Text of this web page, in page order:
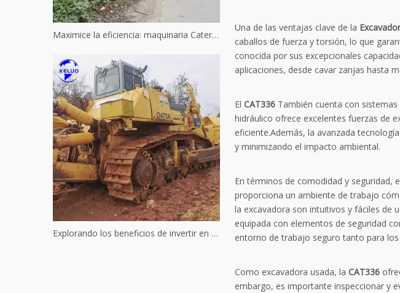
Maximice la eficiencia: maquinaria Caterpillar usada reacondicionada
Explorando los beneficios de invertir en maquinaria Komatsu usada
Una de las ventajas clave de la
caballos de fuerza y ​​torsión, lo que
conocida por sus excepcionales
aplicaciones, desde cavar zanjas hasta
El CAT336 También cuenta con
hidráulico ofrece excelentes fuerzas de
eficiente.Además, la avanzada
y minimizando el impacto ambiental.
En términos de comodidad y seguridad,
proporciona un ambiente de trabajo
la excavadora son intuitivos y fáciles de
equipada con elementos de seguridad
entorno de trabajo seguro tanto para
Como excavadora usada, la CAT336
embargo, es importante inspeccionar y